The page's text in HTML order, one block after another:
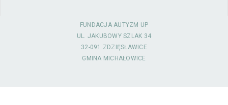
FUNDACJA AUTYZM UP
UL. JAKUBOWY SZLAK 34
32-091 ZDZIĘSŁAWICE
GMINA MICHAŁOWICE